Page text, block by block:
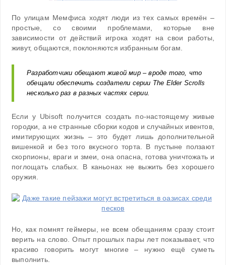
По улицам Мемфиса ходят люди из тех самых времён –
простые, со своими проблемами, которые вне
зависимости от действий игрока ходят на свои работы,
живут, общаются, поклоняются избранным богам.
Разработчики обещают живой мир – вроде того, что
обещали обеспечить создатели серии The Elder Scrolls
несколько раз в разных частях серии.
Если у Ubisoft получится создать по-настоящему живые
городки, а не странные сборки кодов и случайных ивентов,
имитирующих жизнь – это будет лишь дополнительной
вишенкой и без того вкусного торта. В пустыне ползают
скорпионы, враги и змеи, она опасна, готова уничтожать и
поглощать слабых. В каньонах не выжить без хорошего
оружия.
Но, как помнят геймеры, не всем обещаниям сразу стоит
верить на слово. Опыт прошлых пары лет показывает, что
красиво говорить могут многие – нужно ещё суметь
выполнить.